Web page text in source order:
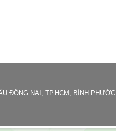
ĐỒNG NAI, TP.HCM, BÌNH PHƯỚC